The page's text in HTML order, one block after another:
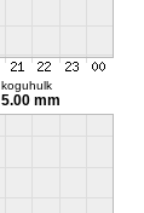
koguhulk
5.00 mm